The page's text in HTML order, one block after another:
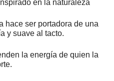
en la naturaleza
hace ser portadora de una
y suave al tacto.
la energía de quien la